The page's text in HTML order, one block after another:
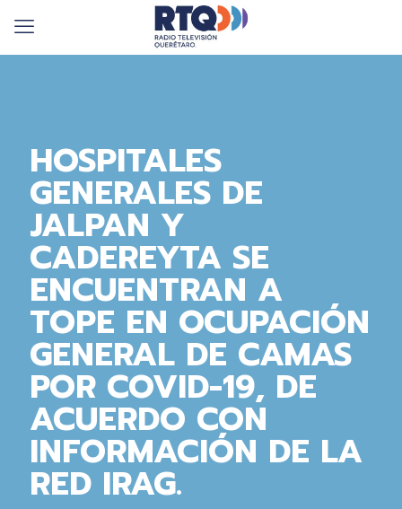
HOSPITALES
GENERALES DE
JALPAN Y
CADEREYTA SE
ENCUENTRAN A
TOPE EN OCUPACIÓN
GENERAL DE CAMAS
POR COVID-19, DE
ACUERDO CON
INFORMACIÓN DE LA
RED IRAG.